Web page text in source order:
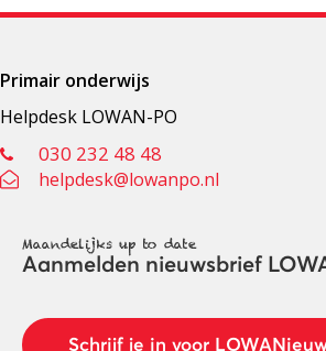
Primair onderwijs
Helpdesk LOWAN-PO
030 232 48 48
helpdesk@lowanpo.nl
Maandelijks up to date
Aanmelden nieuwsbrief
Schrijf je in voor